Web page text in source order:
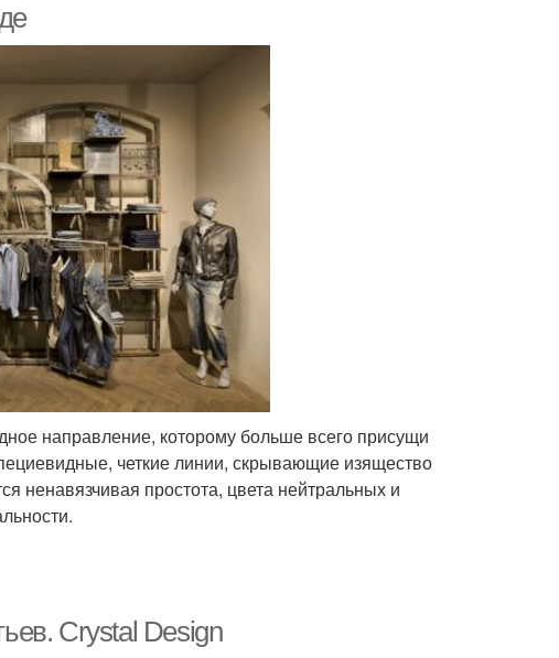
направление, которому больше всего присущи
четкие линии, скрывающие изящество
ненавязчивая простота, цвета нейтральных и
Crystal Design